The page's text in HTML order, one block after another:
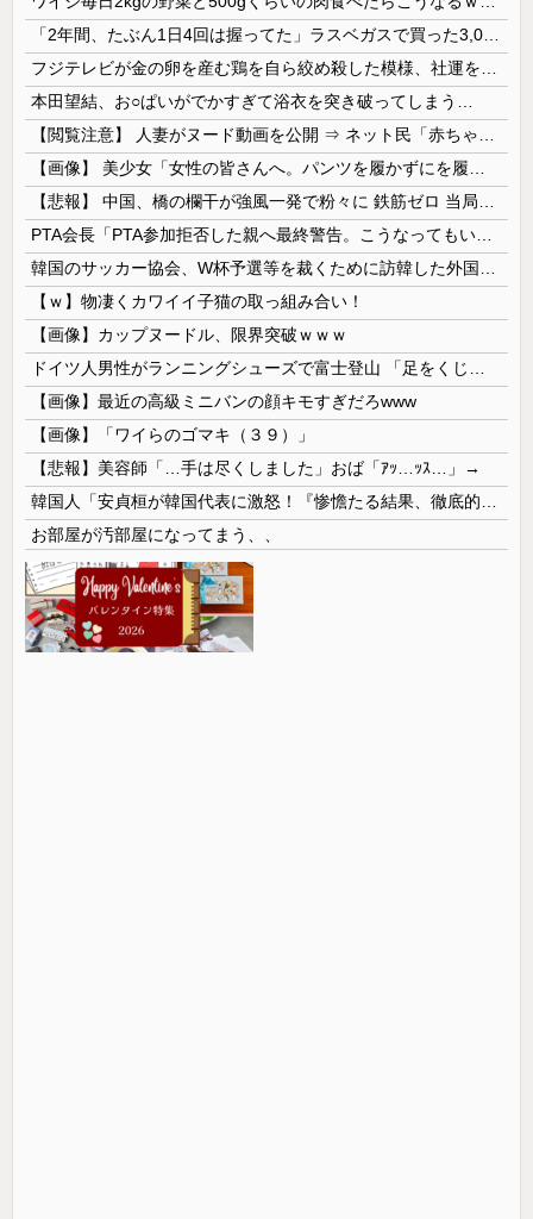
本田望結、お○ぱいがでかすぎて浴衣を突き破ってしまう…
【ｗ】物凄くカワイイ子猫の取っ組み合い！
【画像】カップヌードル、限界突破ｗｗｗ
【画像】最近の高級ミニバンの顔キモすぎだろwww
【画像】「ワイらのゴマキ（３９）」
【悲報】美容師「…手は尽くしました」おば「ｱｯ…ｯｽ…」→
お部屋が汚部屋になってまう、、